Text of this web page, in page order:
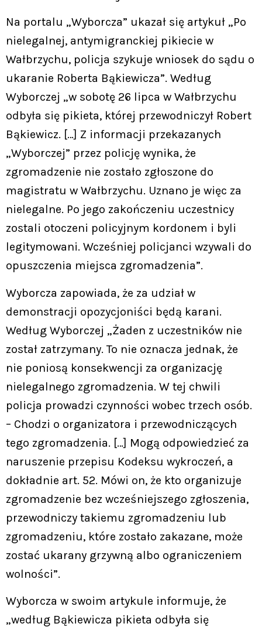
Na portalu „Wyborcza” ukazał się artykuł „Po
nielegalnej, antymigranckiej pikiecie w
Wałbrzychu, policja szykuje wniosek do sądu o
ukaranie Roberta Bąkiewicza”. Według
Wyborczej „w sobotę 26 lipca w Wałbrzychu
odbyła się pikieta, której przewodniczył Robert
Bąkiewicz. […] Z informacji przekazanych
„Wyborczej” przez policję wynika, że
zgromadzenie nie zostało zgłoszone do
magistratu w Wałbrzychu. Uznano je więc za
nielegalne. Po jego zakończeniu uczestnicy
zostali otoczeni policyjnym kordonem i byli
legitymowani. Wcześniej policjanci wzywali do
opuszczenia miejsca zgromadzenia”.
Wyborcza zapowiada, że za udział w
demonstracji opozycjoniści będą karani.
Według Wyborczej „Żaden z uczestników nie
został zatrzymany. To nie oznacza jednak, że
nie poniosą konsekwencji za organizację
nielegalnego zgromadzenia. W tej chwili
policja prowadzi czynności wobec trzech osób.
– Chodzi o organizatora i przewodniczących
tego zgromadzenia. […] Mogą odpowiedzieć za
naruszenie przepisu Kodeksu wykroczeń, a
dokładnie art. 52. Mówi on, że kto organizuje
zgromadzenie bez wcześniejszego zgłoszenia,
przewodniczy takiemu zgromadzeniu lub
zgromadzeniu, które zostało zakazane, może
zostać ukarany grzywną albo ograniczeniem
wolności”.
Wyborcza w swoim artykule informuje, że
„według Bąkiewicza pikieta odbyła się